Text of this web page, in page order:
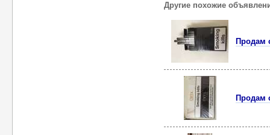
Другие похожие
Продам
Продам